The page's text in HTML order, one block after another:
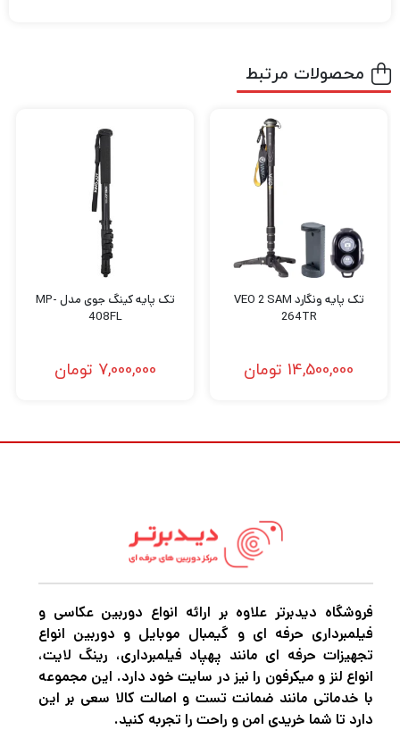
محصولات مرتبط
تک پایه ونگارد VEO 2 SAM
264TR
14,500,000 تومان
تک پایه کینگ جوی مدل MP-
408FL
7,000,000 تومان
فروشگاه دیدبرتر علاوه بر ارائه انواع دوربین عکاسی و
فیلمبرداری حرفه ای و گیمبال موبایل و دوربین انواع
تجهیزات حرفه ای مانند پهپاد فیلمبرداری، رینگ لایت،
انواع لنز و میکرفون را نیز در سایت خود دارد. این مجموعه
با خدماتی مانند ضمانت تست و اصالت کالا سعی بر این
دارد تا شما خریدی امن و راحت را تجربه کنید.